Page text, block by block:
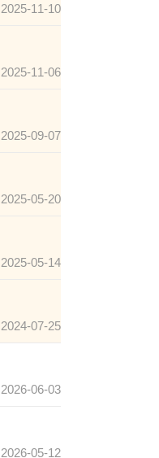
2025-11-10
2025-11-06
2025-09-07
2025-05-20
2025-05-14
2024-07-25
2026-06-03
2026-05-12